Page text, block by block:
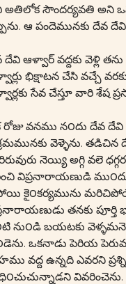
అతిలోక సౌందర్యవతి అని
ఆ పందెమునకు దేవ
దేవి ఆళ్వార్ వద్దకు వెళ్లి
భిక్షాటన చేసి వచ్చే
సేవ చేస్తూ వారి శేష
రోజు వనము న౦దు దేవ
వెళ్ళెను.
నెయ్యి అగ్గి వలె
విప్రనారాయణుడి
కై౦కర్యమును
తనకు
ను౦డి బయటకు
ఒకనాడు పెరియ
వద్ద ఉన్నది ఎవరని